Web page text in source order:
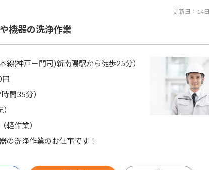
更新日： 14
機器の洗浄作業
線(神戸－門司)新南陽駅から徒歩25分）
間35分）
軽作業）
の洗浄作業のお仕事です！